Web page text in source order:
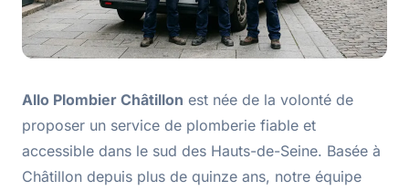
Allo Plombier Châtillon est née de la volonté de
proposer un service de plomberie fiable et
accessible dans le sud des Hauts-de-Seine. Basée à
Châtillon depuis plus de quinze ans, notre équipe